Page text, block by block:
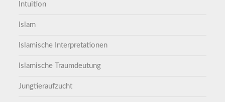
Intuition
Islam
Islamische Interpretationen
Islamische Traumdeutung
Jungtieraufzucht